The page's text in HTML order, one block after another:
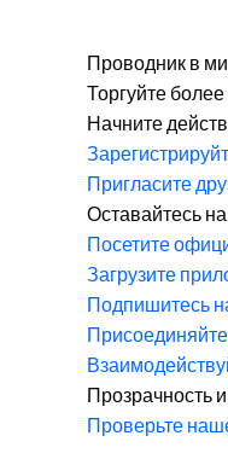
Проводник в
Торгуйте
Начните
Пригласите
Оставайтесь
Посетите
Загрузите
Подпишитесь
Прозрачность
Проверьте